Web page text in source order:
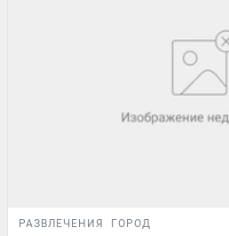
РАЗВЛЕЧЕНИЯ ГОРОД